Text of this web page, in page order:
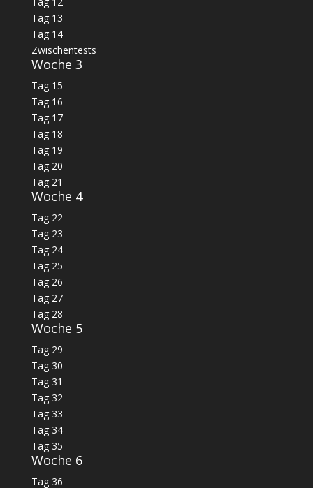
Tag 13
Tag 14
Zwischentests
Woche 3
Tag 15
Tag 16
Tag 17
Tag 18
Tag 19
Tag 20
Tag 21
Woche 4
Tag 22
Tag 23
Tag 24
Tag 25
Tag 26
Tag 27
Tag 28
Woche 5
Tag 29
Tag 30
Tag 31
Tag 32
Tag 33
Tag 34
Tag 35
Woche 6
Tag 36